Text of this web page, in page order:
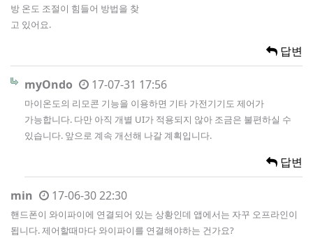
방 온도 조절이 힘들어 방법을 찾
고 있어요.
답변
myOndo 17-07-31 17:56
마이온도의 리모콘 기능을 이용하면 기타 가전기기도 제어가
가능합니다. 다만 아직 개별 UI가 적용되지 않아 조금은 불편하실 수
있습니다. 앞으로 계속 개선해 나갈 계획입니다.
답변
min 17-06-30 22:30
핸드폰이 와이파이에 연결되어 있는 상황인데 앱에서는 자꾸 오프라인이
됩니다. 제어할때마다 와이파이를 연결해야하는 건가요?